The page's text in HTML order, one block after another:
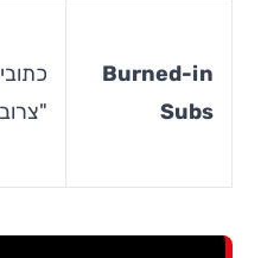
Burned-in
Subs
כתוביות
"צרובות".